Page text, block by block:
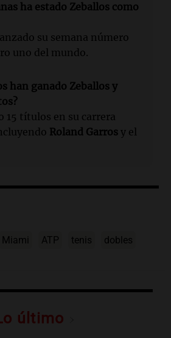
ha estado Zeballos como
su semana número
uno del mundo.
han ganado Zeballos y
15 títulos en su carrera
Roland Garros y el
Miami ATP tenis dobles
último